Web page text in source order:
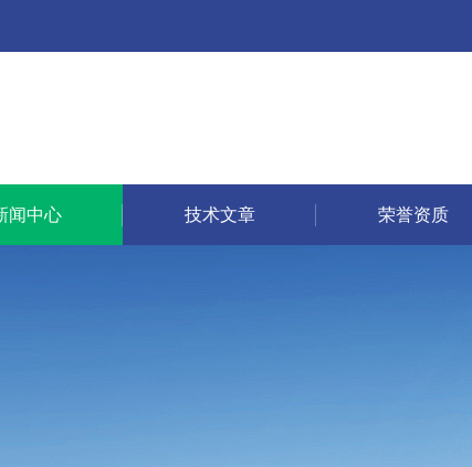
闻中心 技术文章 荣誉资质